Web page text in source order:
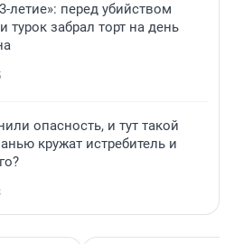
летие»: перед убийством
забрал торт на день
опасность, и тут такой
кружат истребитель и